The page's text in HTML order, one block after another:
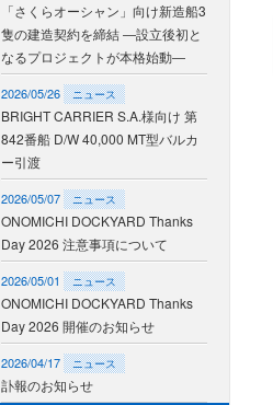
「さくらオーシャン」向け新造船3
隻の建造契約を締結 ―設立後初と
なるプロジェクトが本格始動―
2026/05/26 ニュース
BRIGHT CARRIER S.A.様向け 第
842番船 D/W 40,000 MT型バルカ
ー引渡
2026/05/07 ニュース
ONOMICHI DOCKYARD Thanks
Day 2026 注意事項について
2026/05/01 ニュース
ONOMICHI DOCKYARD Thanks
Day 2026 開催のお知らせ
2026/04/17 ニュース
訃報のお知らせ